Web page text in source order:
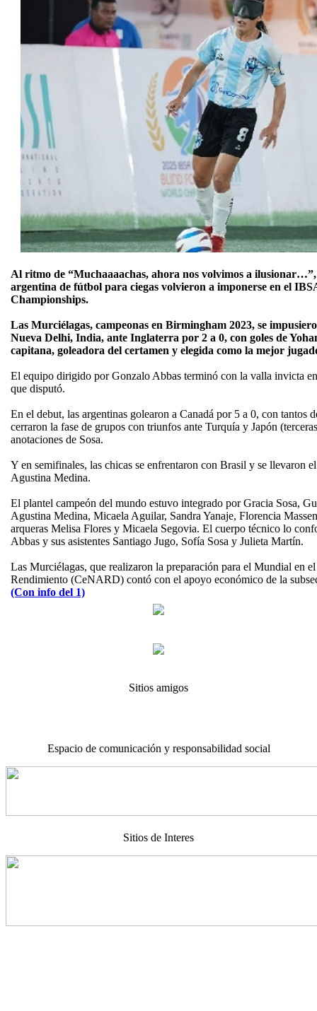
Al ritmo de “Muchaaaachas, ahora nos volvimos a ilusionar…”,
argentina de fútbol para ciegas volvieron a imponerse en el
Championships.
Las Murciélagas, campeonas en Birmingham 2023, se
Nueva Delhi, India, ante Inglaterra por 2 a 0, con goles de
capitana, goleadora del certamen y elegida como la mejor
El equipo dirigido por Gonzalo Abbas terminó con la valla invicta
que disputó.
En el debut, las argentinas golearon a Canadá por 5 a 0, con tantos
cerraron la fase de grupos con triunfos ante Turquía y Japón
anotaciones de Sosa.
Y en semifinales, las chicas se enfrentaron con Brasil y se llevaron
Agustina Medina.
El plantel campeón del mundo estuvo integrado por Gracia Sosa,
Agustina Medina, Micaela Aguilar, Sandra Yanaje, Florencia
arqueras Melisa Flores y Micaela Segovia. El cuerpo técnico lo
Abbas y sus asistentes Santiago Jugo, Sofía Sosa y Julieta Martín.
Las Murciélagas, que realizaron la preparación para el Mundial en
Rendimiento (CeNARD) contó con el apoyo económico de la
(Con info del 1)
Sitios amigos
Espacio de comunicación y responsabilidad social
Sitios de Interes